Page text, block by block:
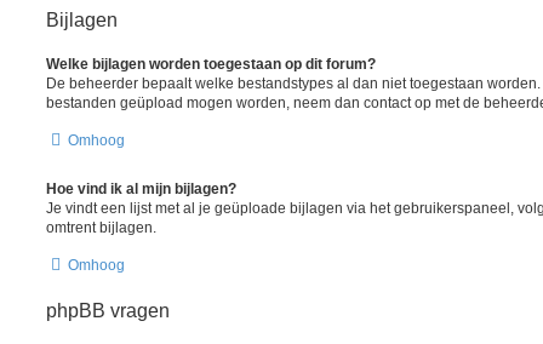
Bijlagen
Welke bijlagen worden toegestaan op dit forum?
De beheerder bepaalt welke bestandstypes al dan niet toegestaan
bestanden geüpload mogen worden, neem dan contact op met de
Omhoog
Hoe vind ik al mijn bijlagen?
Je vindt een lijst met al je geüploade bijlagen via het gebruikerspaneel,
omtrent bijlagen.
Omhoog
phpBB vragen